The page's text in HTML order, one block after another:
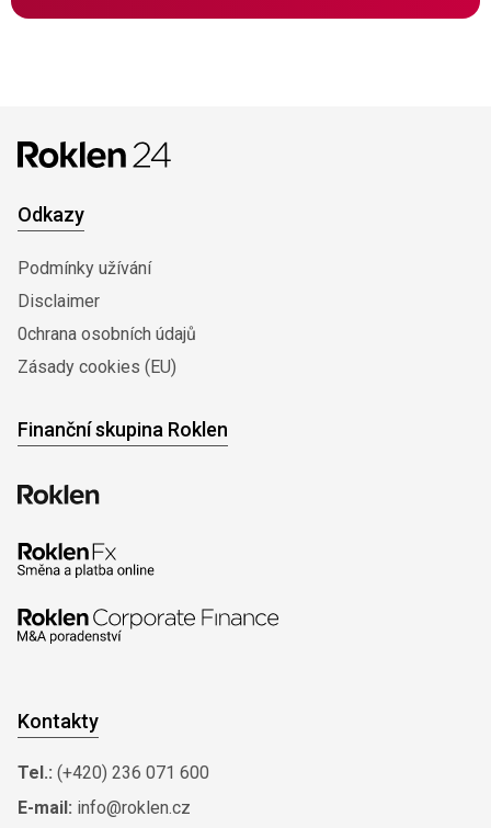
Odkazy
Podmínky užívání
Disclaimer
0chrana osobních údajů
Zásady cookies (EU)
Finanční skupina Roklen
Kontakty
Tel.: (+420) 236 071 600
E-mail: info@roklen.cz